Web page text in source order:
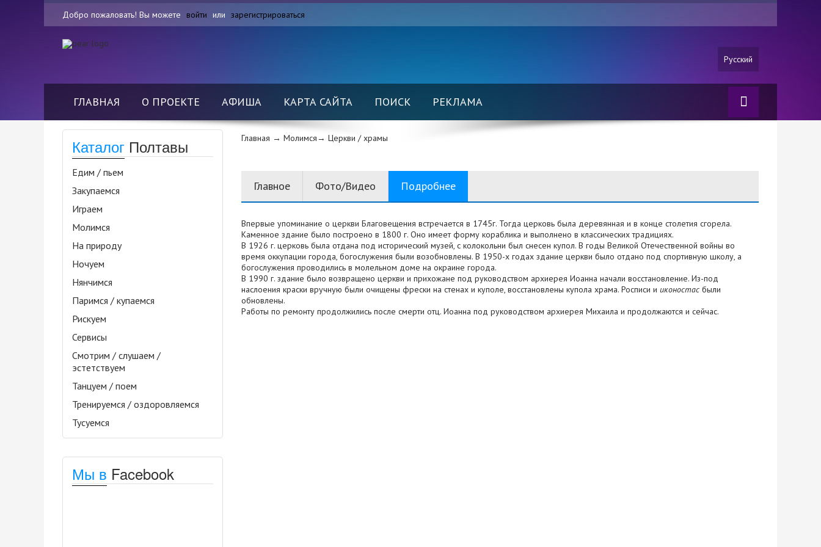
Добро пожаловать! Вы можете войти или зарегистрироваться
Русский
ГЛАВНАЯ О ПРОЕКТЕ АФИША КАРТА САЙТА ПОИСК РЕКЛАМА
Каталог Полтавы
Едим / пьем
Закупаемся
Играем
Молимся
На природу
Ночуем
Нянчимся
Паримся / купаемся
Рискуем
Сервисы
Смотрим / слушаем /
эстетствуем
Танцуем / поем
Тренируемся / оздоровляемся
Тусуемся
Мы в Facebook
Главная → Молимся→ Церкви / храмы
Главное Фото/Видео Подробнее
Впервые упоминание о церкви Благовещения встречается в 1745г. Тогда церковь была деревянная и в конце столетия сгорела.
Каменное здание было построено в 1800 г. Оно имеет форму кораблика и выполнено в классических традициях.
В 1926 г. церковь была отдана под исторический музей, с колокольни был снесен купол. В годы Великой Отечественной войны во
время оккупации города, богослужения были возобновлены. В 1950-х годах здание церкви было отдано под спортивную школу, а
богослужения проводились в молельном доме на окраине города.
В 1990 г. здание было возвращено церкви и прихожане под руководством архиерея Иоанна начали восстановление. Из-под
наслоения краски вручную были очищены фрески на стенах и куполе, восстановлены купола храма. Росписи и иконостасбыли
обновлены.
Работы по ремонту продолжились после смерти отц. Иоанна под руководством архиерея Михаила и продолжаются и сейчас.